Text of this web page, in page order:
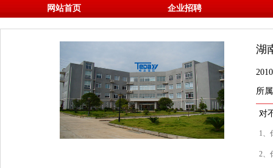
网站首页 企业招聘
湖
所
对
1、
2、